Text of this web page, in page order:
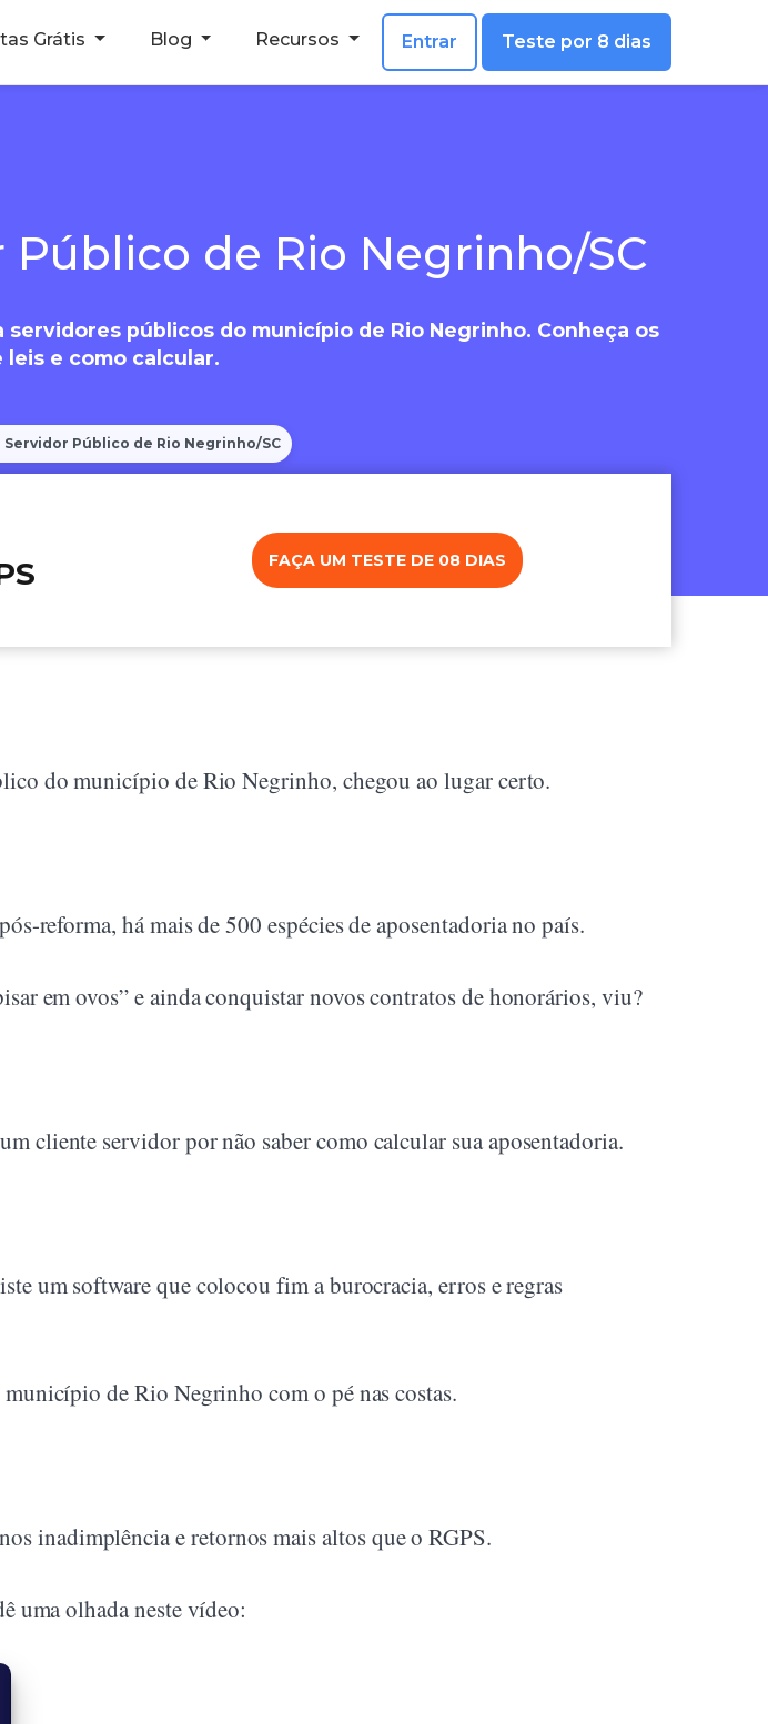
Grátis Blog Recursos Entrar Teste por 8 dias
de Rio Negrinho/SC
públicos do município de Rio Negrinho. Conheça os
leis e como calcular.
Público de Rio Negrinho/SC
FAÇA UM TESTE DE 08 DIAS
do município de Rio Negrinho, chegou ao lugar certo.
reforma, há mais de 500 espécies de aposentadoria no país.
em ovos” e ainda conquistar novos contratos de honorários, viu?
cliente servidor por não saber como calcular sua aposentadoria.
um software que colocou fim a burocracia, erros e regras
de Rio Negrinho com o pé nas costas.
inadimplência e retornos mais altos que o RGPS.
uma olhada neste vídeo: